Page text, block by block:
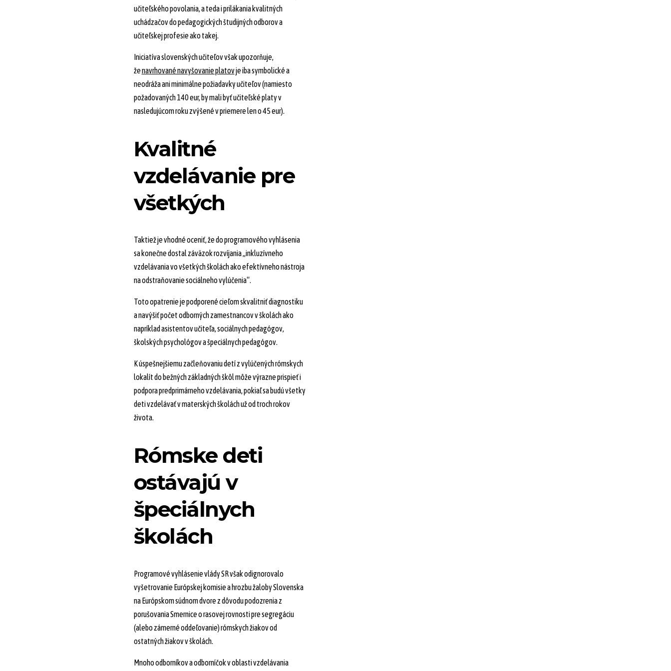
učiteľského povolania, a teda i prilákania kvalitných
uchádzačov do pedagogických študijných odborov a
učiteľskej profesie ako takej.
Iniciatíva slovenských učiteľov však upozorňuje,
ženavrhované navyšovanie platovje iba symbolické a
neodráža ani minimálne požiadavky učiteľov (namiesto
požadovaných 140 eur, by mali byť učiteľské platy v
nasledujúcom roku zvýšené v priemere len o 45 eur).
Kvalitné
vzdelávanie pre
všetkých
Taktiež je vhodné oceniť, že do programového vyhlásenia
sa konečne dostal záväzok rozvíjania „inkluzívneho
vzdelávania vo všetkých školách ako efektívneho nástroja
na odstraňovanie sociálneho vylúčenia“.
Toto opatrenie je podporené cieľom skvalitniť diagnostiku
a navýšiť počet odborných zamestnancov v školách ako
napríklad asistentov učiteľa, sociálnych pedagógov,
školských psychológov a špeciálnych pedagógov.
K úspešnejšiemu začleňovaniu detí z vylúčených rómskych
lokalít do bežných základných škôl môže výrazne prispieť i
podpora predprimárneho vzdelávania, pokiaľ sa budú všetky
deti vzdelávať v materských školách už od troch rokov
života.
Rómske deti
ostávajú v
špeciálnych
školách
Programové vyhlásenie vlády SR však odignorovalo
vyšetrovanie Európskej komisie a hrozbu žaloby Slovenska
na Európskom súdnom dvore z dôvodu podozrenia z
porušovania Smernice o rasovej rovnosti pre segregáciu
(alebo zámerné oddeľovanie) rómskych žiakov od
ostatných žiakov v školách.
Mnoho odborníkov a odborníčok v oblasti vzdelávania